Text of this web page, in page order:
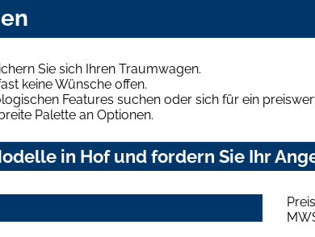
Sie sich Ihren Traumwagen.
keine Wünsche offen.
Features suchen oder sich für ein
Palette an Optionen.
in Hof und fordern Sie Ihr